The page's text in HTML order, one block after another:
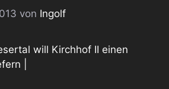
von Ingolf
will Kirchhof II einen
|